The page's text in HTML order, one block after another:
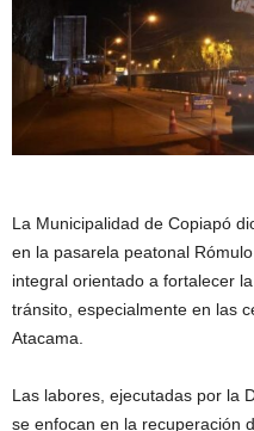
La Municipalidad de Copiapó
en la pasarela peatonal
integral orientado a fortalecer
tránsito, especialmente en las
Atacama
Las labores, ejecutadas por la
se enfocan en la recuperación